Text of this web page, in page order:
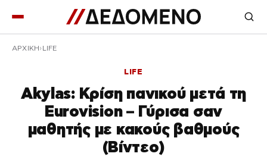
ΑΡΧΙΚΉ LIFE
LIFE
Akylas: Κρίση πανικού μετά τη
Eurovision – Γύρισα σαν
μαθητής με κακούς βαθμούς
(Βίντεο)